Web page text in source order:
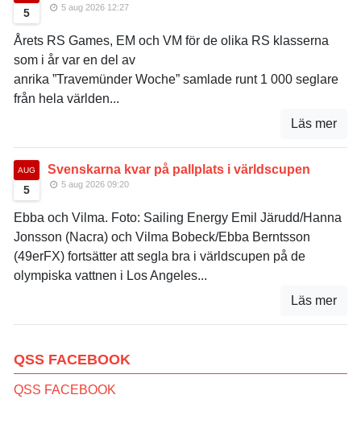
5 5 aug 2026 12:27
Årets RS Games, EM och VM för de olika RS klasserna
som i år var en del av
anrika ”Travemünder Woche” samlade runt 1 000 seglare
från hela världen...
Läs mer
AUG
5
Svenskarna kvar på pallplats i världscupen
5 aug 2026 09:20
Ebba och Vilma. Foto: Sailing Energy Emil Järudd/Hanna
Jonsson (Nacra) och Vilma Bobeck/Ebba Berntsson
(49erFX) fortsätter att segla bra i världscupen på de
olympiska vattnen i Los Angeles...
Läs mer
QSS FACEBOOK
QSS FACEBOOK